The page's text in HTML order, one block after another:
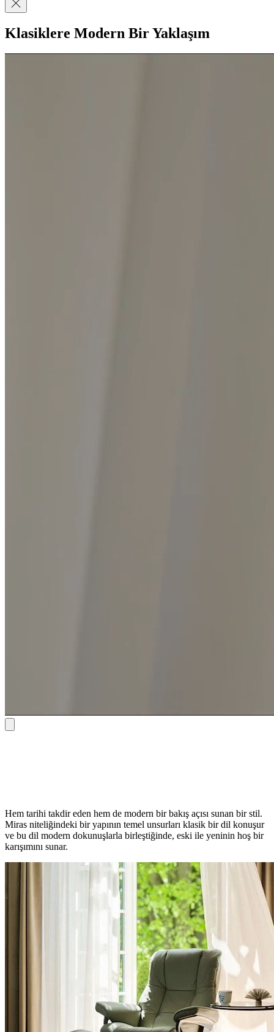
Klasiklere Modern Bir Yaklaşım
Hem tarihi takdir eden hem de modern bir bakış açısı sunan bir stil.
Miras niteliğindeki bir yapının temel unsurları klasik bir dil konuşur
ve bu dil modern dokunuşlarla birleştiğinde, eski ile yeninin hoş bir
karışımını sunar.